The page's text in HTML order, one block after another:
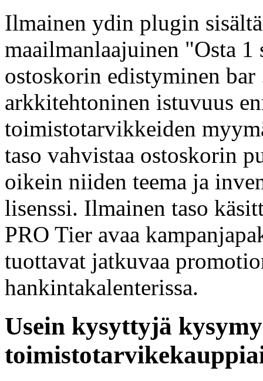
Ilmainen ydin plugin
maailmanlaajuinen "Osta 1
ostoskorin edistyminen
arkkitehtoninen istuvuus
toimistotarvikkeiden
taso vahvistaa ostoskorin
oikein niiden teema ja
lisenssi. Ilmainen taso
PRO Tier avaa
tuottavat jatkuvaa
hankintakalenterissa.
Usein kysyttyjä